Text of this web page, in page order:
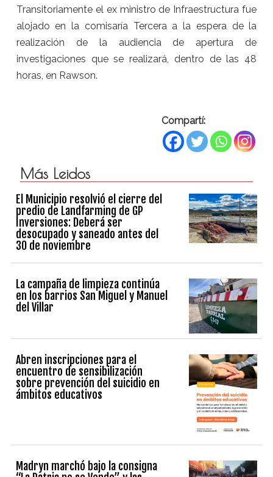
Transitoriamente el ex ministro de Infraestructura fue
alojado en la comisaría Tercera a la espera de la
realización de la audiencia de apertura de
investigaciones que se realizará, dentro de las 48
horas, en Rawson.
Compartí:
Más Leidos
El Municipio resolvió el cierre del
predio de Landfarming de GP
Inversiones: Deberá ser
desocupado y saneado antes del
30 de noviembre
La campaña de limpieza continúa
en los barrios San Miguel y Manuel
del Villar
Abren inscripciones para el
encuentro de sensibilización
sobre prevención del suicidio en
ámbitos educativos
Madryn marchó bajo la consigna